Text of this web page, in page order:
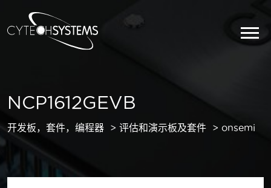
NCP1612GEVB
开发板，套件，编程器 评估和演示板及套件 onsemi